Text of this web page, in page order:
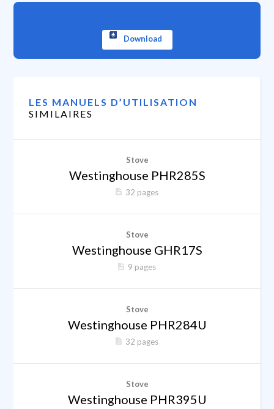
Download
LES MANUELS D’UTILISATION
SIMILAIRES
Stove
Westinghouse PHR285S
32 pages
Stove
Westinghouse GHR17S
9 pages
Stove
Westinghouse PHR284U
32 pages
Stove
Westinghouse PHR395U